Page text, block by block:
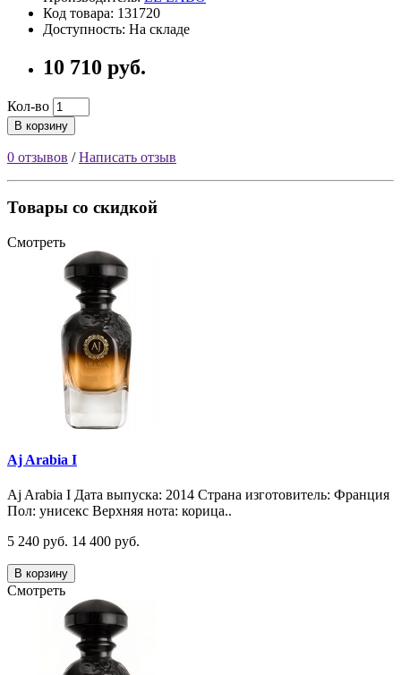
Код товара: 131720
Доступность: На складе
10 710 руб.
Кол-во
В корзину
0 отзывов /Написать отзыв
Товары со скидкой
Смотреть
Aj Arabia I
Aj Arabia I Дата выпуска: 2014 Страна изготовитель: Франция
Пол: унисекс Верхняя нота: корица..
5 240 руб. 14 400 руб.
В корзину
Смотреть